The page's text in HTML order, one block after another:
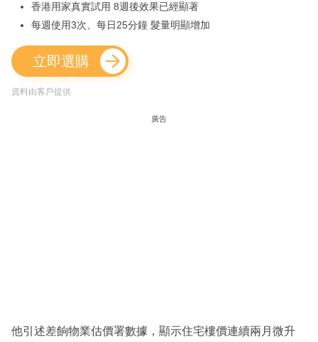
香港用家真實試用 8週後效果已經顯著
每週使用3次、每日25分鐘 髮量明顯增加
立即選購
資料由客戶提供
廣告
他引述差餉物業估價署數據，顯示住宅樓價連續兩月微升